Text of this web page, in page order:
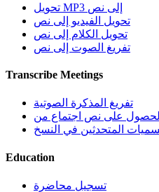
تحويل MP3 إلى نص
تحويل الفيديو إلى نص
تحويل الكلام إلى نص
تفريغ الصوت إلى نص
Transcribe Meetings
تفريغ المذكرة الصوتية
المتحدثين في النسخ
Education
تسجيل محاضرة